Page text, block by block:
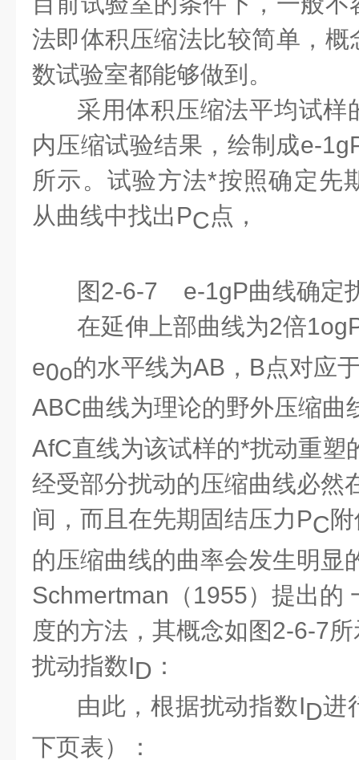
法即体积压缩法比较简单，
数试验室都能够做到。
采用体积压缩法平均试样
内压缩试验结果，绘制成e-
所示。试验方法*按照确定先
从曲线中找出PC点，
图2-6-7 e-1gP曲线确定
在延伸上部曲线为2倍
e0o的水平线为AB，B点对应
ABC曲线为理论的野外压缩曲
AfC直线为该试样的*扰动重塑
经受部分扰动的压缩曲线必然
间，而且在先期固结压力PC
的压缩曲线的曲率会发生明显
Schmertman（1955）提出的
度的方法，其概念如图2-6-7
扰动指数ID ：
由此，根据扰动指数ID进
下页表）：